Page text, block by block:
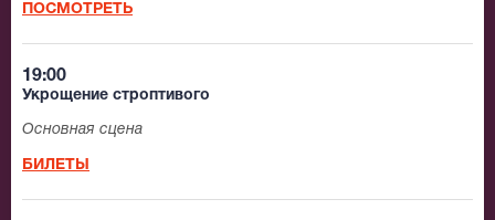
ПОСМОТРЕТЬ
19:00
Укрощение строптивого
Основная сцена
БИЛЕТЫ